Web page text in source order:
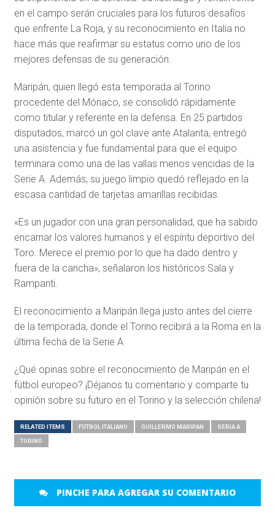
en el campo serán cruciales para los futuros desafíos
que enfrente La Roja, y su reconocimiento en Italia no
hace más que reafirmar su estatus como uno de los
mejores defensas de su generación.
Maripán, quien llegó esta temporada al Torino
procedente del Mónaco, se consolidó rápidamente
como titular y referente en la defensa. En 25 partidos
disputados, marcó un gol clave ante Atalanta, entregó
una asistencia y fue fundamental para que el equipo
terminara como una de las vallas menos vencidas de la
Serie A. Además, su juego limpio quedó reflejado en la
escasa cantidad de tarjetas amarillas recibidas.
«Es un jugador con una gran personalidad, que ha sabido
encarnar los valores humanos y el espíritu deportivo del
Toro. Merece el premio por lo que ha dado dentro y
fuera de la cancha», señalaron los históricos Sala y
Rampanti.
El reconocimiento a Maripán llega justo antes del cierre
de la temporada, donde el Torino recibirá a la Roma en la
última fecha de la Serie A
¿Qué opinas sobre el reconocimiento de Maripán en el
fútbol europeo? ¡Déjanos tu comentario y comparte tu
opinión sobre su futuro en el Torino y la selección chilena!
RELATED ITEMS FÚTBOL ITALIANO GUILLERMO MARIPAN SERIA A
TORINO
PINCHE PARA AGREGAR SU COMENTARIO